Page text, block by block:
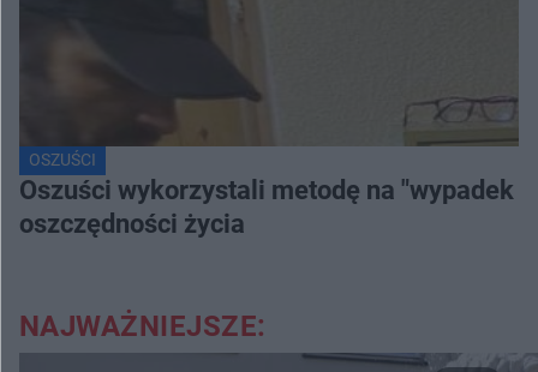
OSZUŚCI
Oszuści wykorzystali metodę na "wypadek
oszczędności życia
NAJWAŻNIEJSZE: